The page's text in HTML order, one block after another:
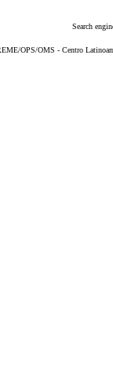
Search
OPS/OMS - Centro